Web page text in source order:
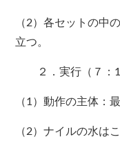
（2）各セットの中
立つ。
２．実行（７：
（1）動作の主体：
（2）ナイルの水は